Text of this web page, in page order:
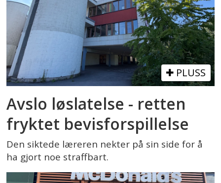
PLUSS
Avslo løslatelse - retten
fryktet bevisforspillelse
Den siktede læreren nekter på sin side for å
ha gjort noe straffbart.